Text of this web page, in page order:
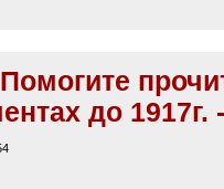
Помогите
до 1917г.